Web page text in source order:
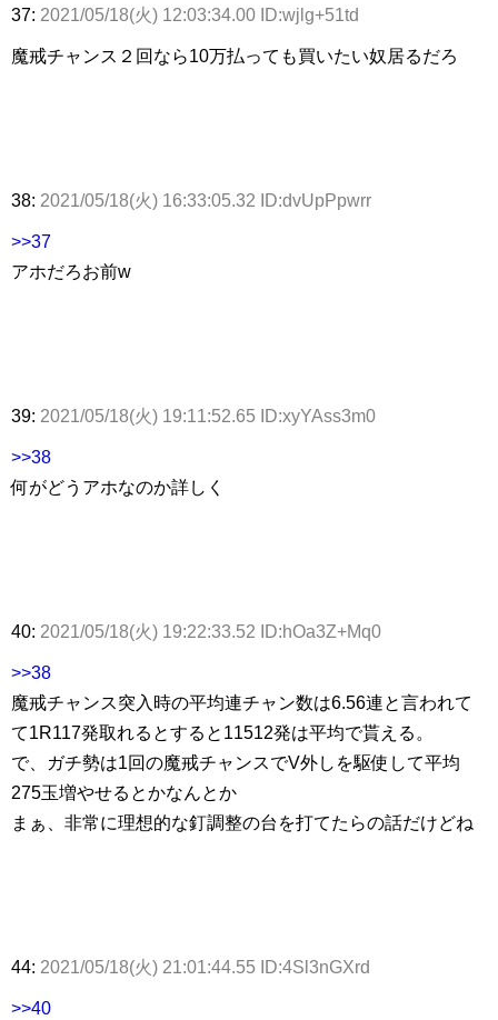
37: 2021/05/18(火) 12:03:34.00 ID:wjlg+51td
魔戒チャンス２回なら10万払っても買いたい奴居るだろ
38: 2021/05/18(火) 16:33:05.32 ID:dvUpPpwrr
>>37
アホだろお前w
39: 2021/05/18(火) 19:11:52.65 ID:xyYAss3m0
>>38
何がどうアホなのか詳しく
40: 2021/05/18(火) 19:22:33.52 ID:hOa3Z+Mq0
>>38
魔戒チャンス突入時の平均連チャン数は6.56連と言われて
て1R117発取れるとすると11512発は平均で貰える。
で、ガチ勢は1回の魔戒チャンスでV外しを駆使して平均
275玉増やせるとかなんとか
まぁ、非常に理想的な釘調整の台を打てたらの話だけどね
44: 2021/05/18(火) 21:01:44.55 ID:4Sl3nGXrd
>>40